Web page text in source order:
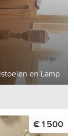
en Lamp
€ 1 500